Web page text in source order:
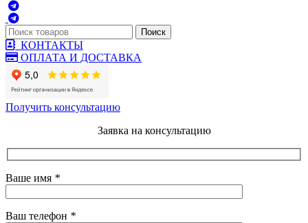
Поиск
КОНТАКТЫ
ОПЛАТА И ДОСТАВКА
Получить консультацию
Заявка на консультацию
Ваше имя *
Ваш телефон *